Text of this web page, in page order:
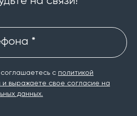
*
соглашаетесь с политикой
и выражаете свое согласие на
данных.